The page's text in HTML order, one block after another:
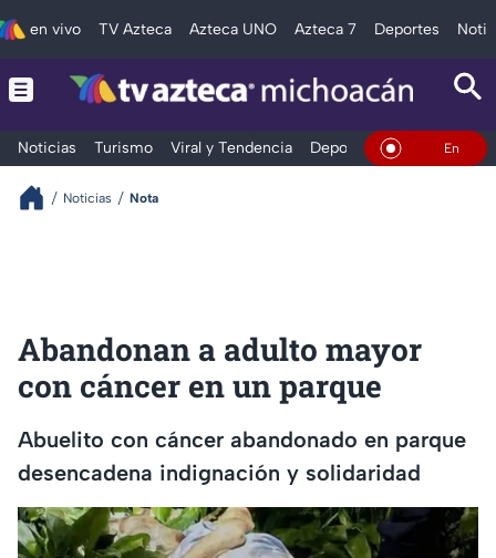
en vivo TV Azteca Azteca UNO Azteca 7 Deportes
Noticias Turismo Viral y Tendencia Deportes Espectáculos
En Vivo
Noticias Nota
Abandonan a adulto mayor
con cáncer en un parque
Abuelito con cáncer abandonado en parque
desencadena indignación y solidaridad